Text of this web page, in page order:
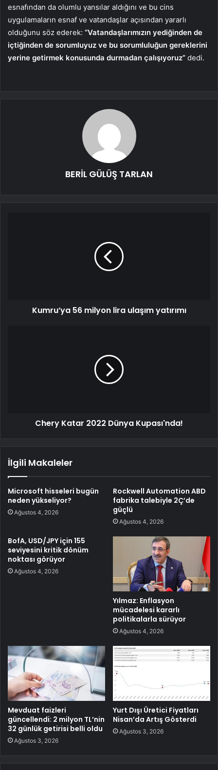
esnafından da olumlu yansılar aldığını ve bu cins
uygulamaların esnaf ve vatandaşlar açısından yararlı
olduğunu söz ederek: “Vatandaşlarımızın yediğinden de
içtiğinden de sorumluyuz ve bu sorumluluğun gereklerini
yerine getirmek konusunda durmadan çalışıyoruz” dedi.
BERİL GÜLÜŞ TARLAN
Kumru’ya 56 milyon lira ulaşım yatırımı
Chery Katar 2022 Dünya Kupası'nda!
İlgili Makaleler
Microsoft hisseleri bugün
neden yükseliyor?
Ağustos 4, 2026
Rockwell Automation ABD
fabrika talebiyle 2Ç’de
güçlü
Ağustos 4, 2026
BofA, USD/JPY için 155
seviyesini kritik dönüm
noktası görüyor
Ağustos 4, 2026
Yılmaz: Enflasyon
mücadelesi kararlı
politikalarla sürüyor
Ağustos 4, 2026
Mevduat faizleri
güncellendi: 2 milyon TL’nin
32 günlük getirisi belli oldu
Ağustos 3, 2026
Yurt Dışı Üretici Fiyatları
Nisan’da Artış Gösterdi
Ağustos 3, 2026